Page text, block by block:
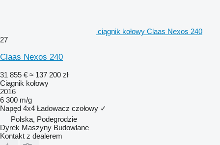
ciągnik kołowy Claas Nexos 240
27
Claas Nexos 240
31 855 € ≈ 137 200 zł
Ciągnik kołowy
2016
6 300 m/g
Napęd 4x4 Ładowacz czołowy ✓
Polska, Podegrodzie
Dyrek Maszyny Budowlane
Kontakt z dealerem